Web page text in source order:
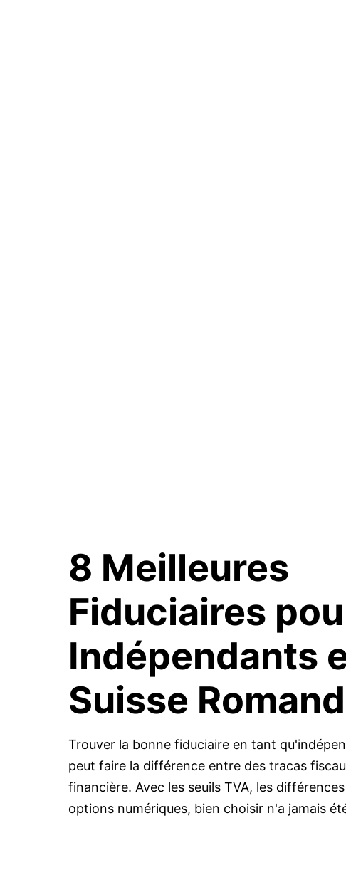
8 Meilleures
Fiduciaires
Indépendants
Suisse
Trouver la bonne fiduciaire en tant
peut faire la différence entre des tracas
financière. Avec les seuils TVA, les
options numériques, bien choisir n'a jamais